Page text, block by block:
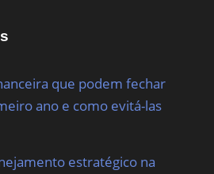
que podem fechar
ano e como evitá-las
estratégico na